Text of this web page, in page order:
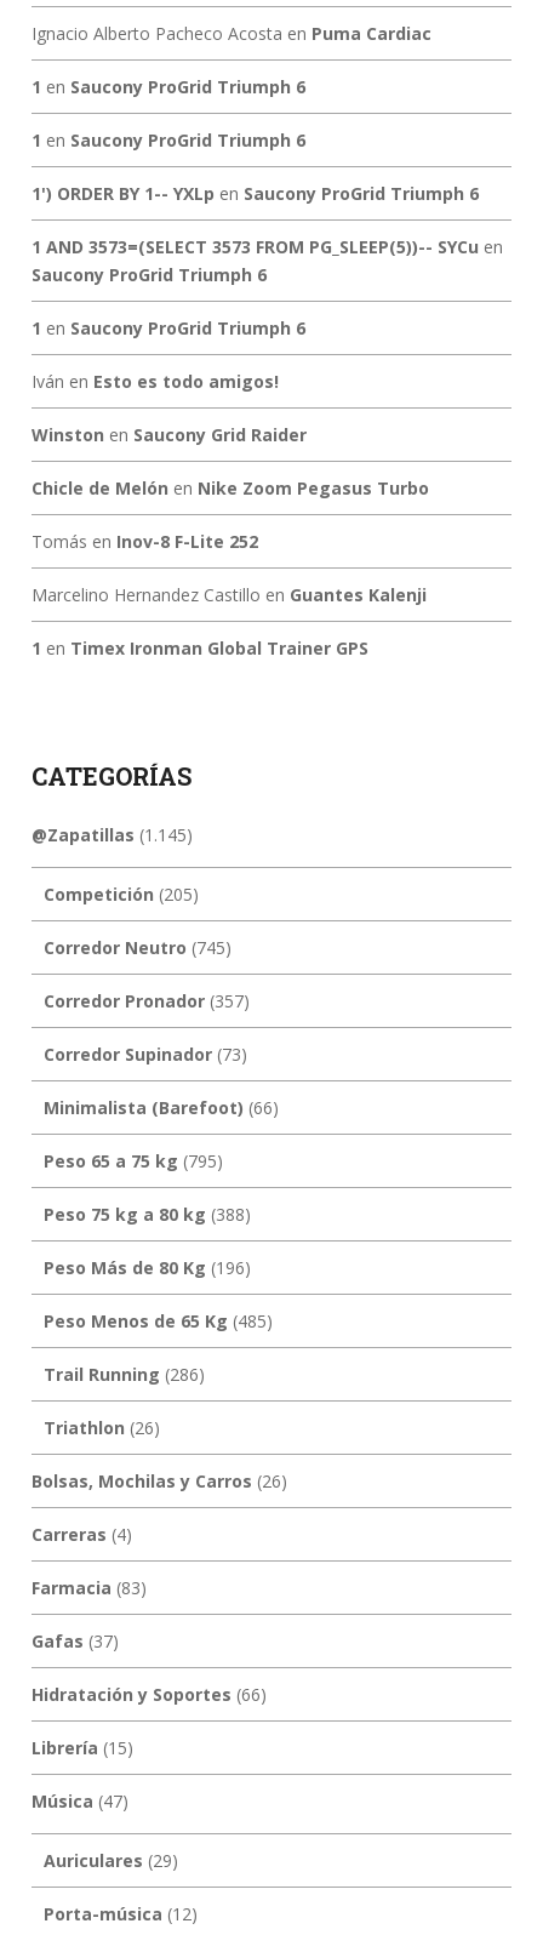
Ignacio Alberto Pacheco Acosta en Puma Cardiac
1 en Saucony ProGrid Triumph 6
1 en Saucony ProGrid Triumph 6
1') ORDER BY 1-- YXLp en Saucony ProGrid Triumph 6
1 AND 3573=(SELECT 3573 FROM PG_SLEEP(5))-- SYCu en
Saucony ProGrid Triumph 6
1 en Saucony ProGrid Triumph 6
Iván en Esto es todo amigos!
Winston en Saucony Grid Raider
Chicle de Melón en Nike Zoom Pegasus Turbo
Tomás en Inov-8 F-Lite 252
Marcelino Hernandez Castillo en Guantes Kalenji
1 en Timex Ironman Global Trainer GPS
CATEGORÍAS
@Zapatillas (1.145)
Competición (205)
Corredor Neutro (745)
Corredor Pronador(357)
Corredor Supinador(73)
Minimalista (Barefoot) (66)
Peso 65 a 75 kg (795)
Peso 75 kg a 80 kg (388)
Peso Más de 80 Kg (196)
Peso Menos de 65 Kg (485)
Trail Running (286)
Triathlon (26)
Bolsas, Mochilas y Carros (26)
Carreras (4)
Farmacia (83)
Gafas (37)
Hidratación y Soportes (66)
Librería (15)
Música (47)
Auriculares (29)
Porta-música (12)